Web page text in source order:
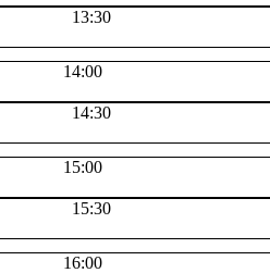
13:30
14:00
14:30
15:00
15:30
16:00